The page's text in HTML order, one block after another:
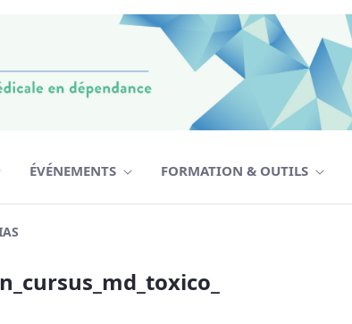
ÉVÉNEMENTS FORMATION & OUTILS